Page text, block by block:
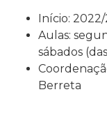
Início: 2022/
Aulas:
sábados
Berreta